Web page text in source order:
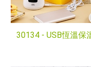
30134 - USB恆溫保